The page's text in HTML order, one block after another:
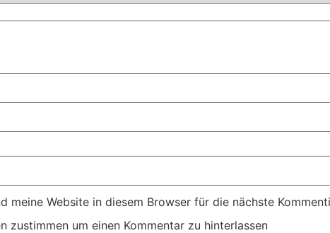
meine Website in diesem Browser für die nächste
zustimmen um einen Kommentar zu hinterlassen